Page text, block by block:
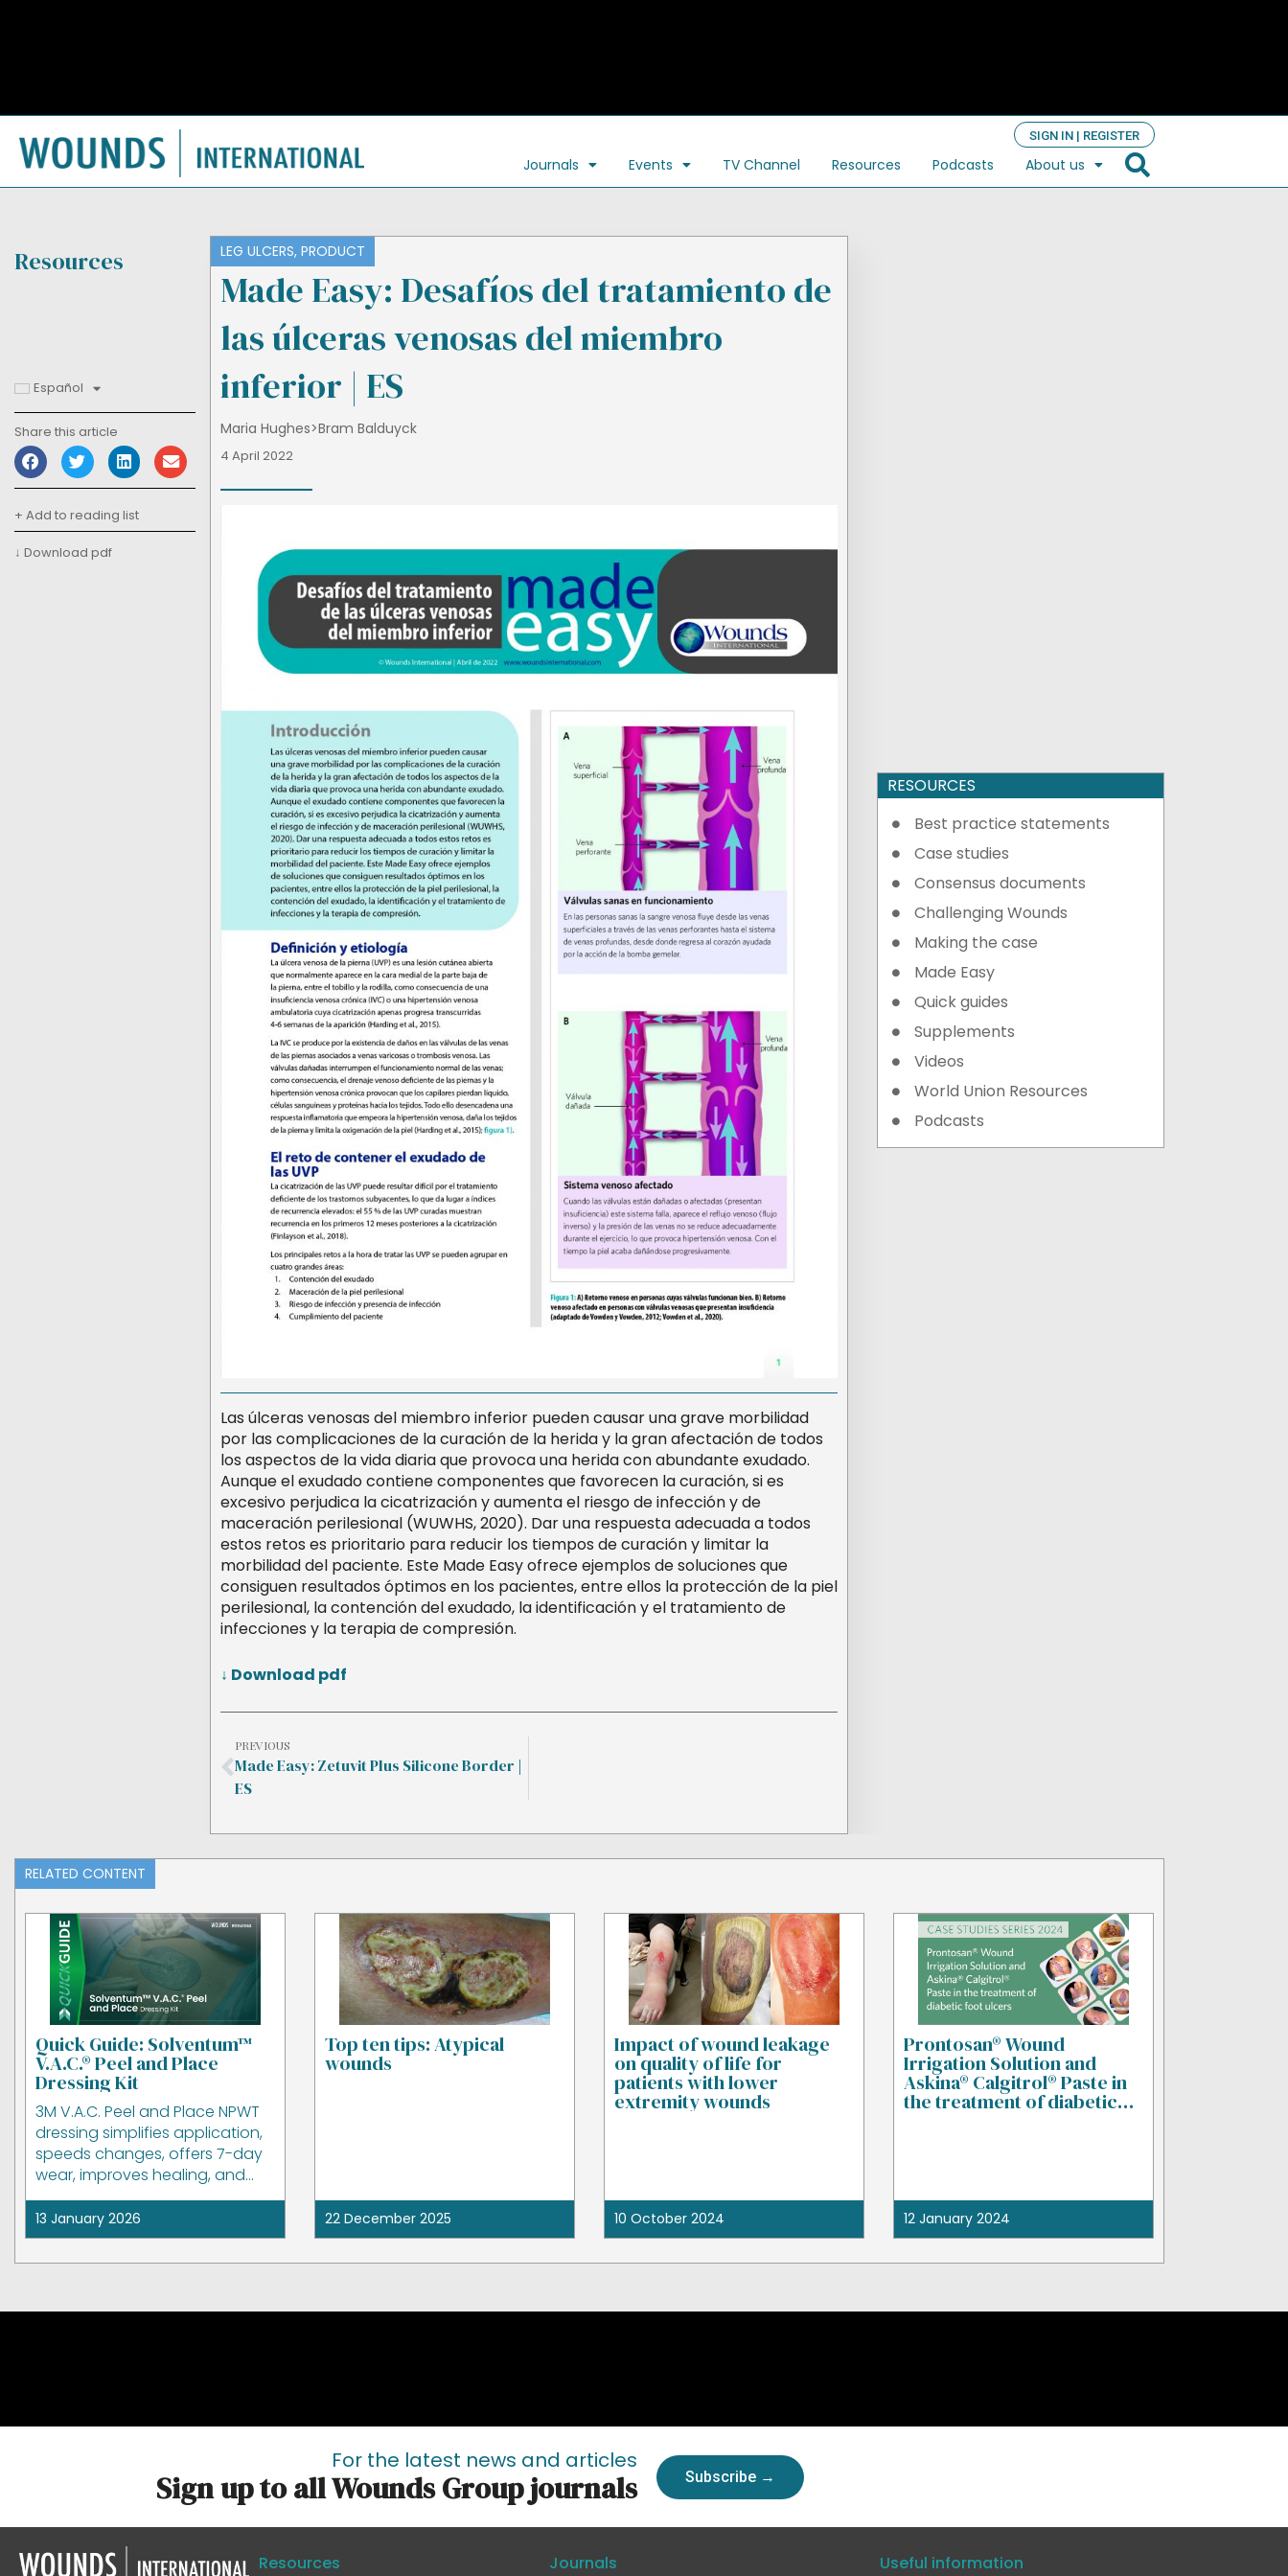
Journals Events TV Channel Resources Podcasts About us
SIGN IN | REGISTER
Resources
Español
Share this article
+ Add to reading list
↓ Download pdf
LEG ULCERS, PRODUCT
Made Easy: Desafíos del tratamiento de
las úlceras venosas del miembro
inferior | ES
Maria Hughes>Bram Balduyck
4 April 2022
Las úlceras venosas del miembro inferior pueden causar una grave morbilidad
por las complicaciones de la curación de la herida y la gran afectación de todos
los aspectos de la vida diaria que provoca una herida con abundante exudado.
Aunque el exudado contiene componentes que favorecen la curación, si es
excesivo perjudica la cicatrización y aumenta el riesgo de infección y de
maceración perilesional (WUWHS, 2020). Dar una respuesta adecuada a todos
estos retos es prioritario para reducir los tiempos de curación y limitar la
morbilidad del paciente. Este Made Easy ofrece ejemplos de soluciones que
consiguen resultados óptimos en los pacientes, entre ellos la protección de la piel
perilesional, la contención del exudado, la identificación y el tratamiento de
infecciones y la terapia de compresión.
↓ Download pdf
PREVIOUS
Made Easy: Zetuvit Plus Silicone Border |
ES
RESOURCES
Best practice statements
Case studies
Consensus documents
Challenging Wounds
Making the case
Made Easy
Quick guides
Supplements
Videos
World Union Resources
Podcasts
RELATED CONTENT
Quick Guide: Solventum™
V.A.C.® Peel and Place
Dressing Kit
3M V.A.C. Peel and Place NPWT
dressing simplifies application,
speeds changes, offers 7-day
wear, improves healing, and
supports consistent care.
13 January 2026
Top ten tips: Atypical
wounds
22 December 2025
Impact of wound leakage
on quality of life for
patients with lower
extremity wounds
10 October 2024
Prontosan® Wound
Irrigation Solution and
Askina® Calgitrol® Paste in
the treatment of diabetic
12 January 2024
For the latest news and articles
Sign up to all Wounds Group journals Subscribe →
Resources Journals Useful information